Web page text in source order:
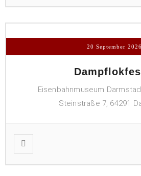
20 September 2026
Eisenbahnmuseum
Steinstraße 7, 64291